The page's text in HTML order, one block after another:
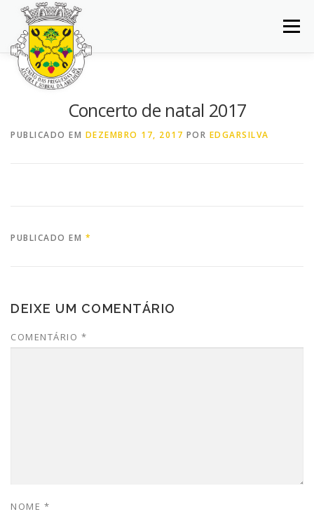
Saltar
conteúdo
Menu
INÍCIO JUNTA DE FREGUESIA
BALCÃO VIRTUAL NOTÍCIAS MAPA
Concerto de natal 2017
PUBLICADO EM DEZEMBRO 17, 2017 POR EDGARSILVA
PUBLICADO EM *
DEIXE UM COMENTÁRIO
COMENTÁRIO *
NOME *